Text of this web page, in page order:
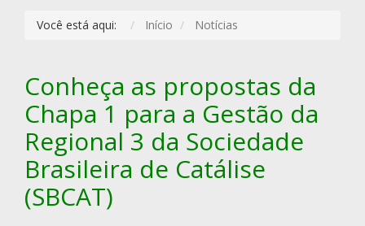
Você está aqui: Início Notícias
Conheça as propostas da
Chapa 1 para a Gestão da
Regional 3 da Sociedade
Brasileira de Catálise
(SBCAT)